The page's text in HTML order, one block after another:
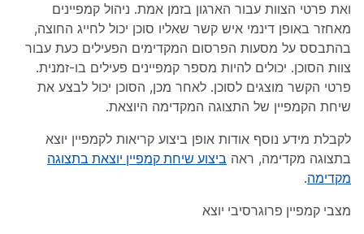
ואת פרטי הצוות עבור הארגון בזמן אמת. ניהול קמפיינים
מאחזר באופן דינמי איש קשר שאליו סוכן יכול לחייג החוצה,
בהתבסס על מסעות הפרסום המקדימים הפעילים כעת עבור
צוות הסוכן. יכולים להיות מספר קמפיינים פעילים בו-זמנית.
פרטי הקשר מוצגים לסוכן. לאחר מכן, הסוכן יכול לבצע את
שיחת הקמפיין של התצוגה המקדימה היוצאת.
לקבלת מידע נוסף אודות אופן ביצוע קריאות לקמפיין יוצא
בתצוגה מקדימה, ראה ביצוע שיחת קמפיין יוצאת בתצוגה
מקדימה.
מצבי קמפיין פרוגרסיבי יוצא